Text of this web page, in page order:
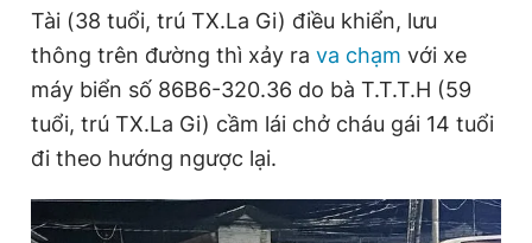
Đọc Thanh Niên trên điện thoại
Tài (38 tuổi, trú TX.La Gi) điều khiển, lưu
thông trên đường thì xảy ra va chạm với xe
máy biển số 86B6-320.36 do bà T.T.T.H (59
tuổi, trú TX.La Gi) cầm lái chở cháu gái 14 tuổi
đi theo hướng ngược lại.